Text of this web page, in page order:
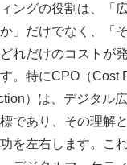
ングの役割は、「
」だけでなく、「
れだけのコストが
。特にCPO（Cost
）は、デジタル
であり、その理解
を左右します。こ